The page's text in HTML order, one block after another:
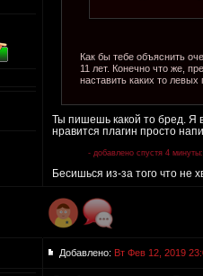
Как бы тебе объяснить
11 лет. Конечно что же,
наставить каких то
Ты пишешь какой то бред. Я
нравится плагин просто
- добавлено спустя 4 минуты:
Бесишься из-за того что не
Добавлено: Вт Фев 12, 2019